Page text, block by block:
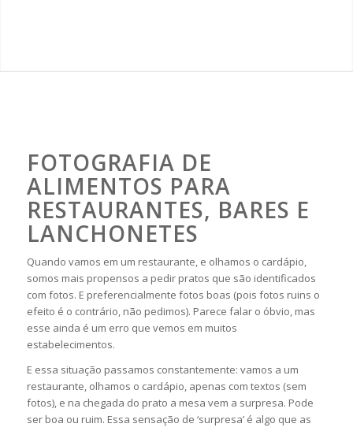
FOTOGRAFIA DE
ALIMENTOS PARA
RESTAURANTES, BARES E
LANCHONETES
Quando vamos em um restaurante, e olhamos o cardápio,
somos mais propensos a pedir pratos que são identificados
com fotos. E preferencialmente fotos boas (pois fotos ruins o
efeito é o contrário, não pedimos). Parece falar o óbvio, mas
esse ainda é um erro que vemos em muitos
estabelecimentos.
E essa situação passamos constantemente: vamos a um
restaurante, olhamos o cardápio, apenas com textos (sem
fotos), e na chegada do prato a mesa vem a surpresa. Pode
ser boa ou ruim. Essa sensação de ‘surpresa’ é algo que as